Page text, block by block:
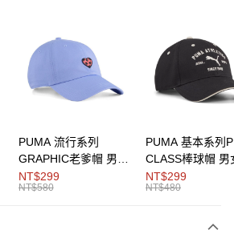
含以上)免運費
PUMA 流行系列
GRAPHIC老爹帽 男女
共同
NT$299
NT$580
PUMA 基本系列
CLASS棒球帽 男
同
NT$299
NT$480